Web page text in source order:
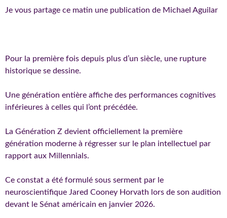
Je vous partage ce matin une publication de Michael Aguilar
Pour la première fois depuis plus d’un siècle, une rupture
historique se dessine.
Une génération entière affiche des performances cognitives
inférieures à celles qui l’ont précédée.
La Génération Z devient officiellement la première
génération moderne à régresser sur le plan intellectuel par
rapport aux Millennials.
Ce constat a été formulé sous serment par le
neuroscientifique Jared Cooney Horvath lors de son audition
devant le Sénat américain en janvier 2026.